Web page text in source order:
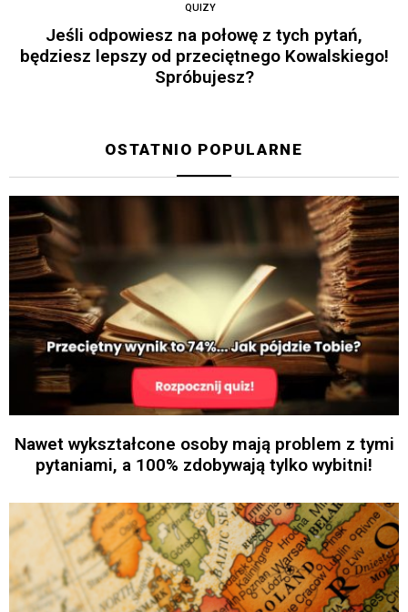
QUIZY
Jeśli odpowiesz na połowę z tych pytań,
będziesz lepszy od przeciętnego Kowalskiego!
Spróbujesz?
OSTATNIO POPULARNE
Nawet wykształcone osoby mają problem z tymi
pytaniami, a 100% zdobywają tylko wybitni!